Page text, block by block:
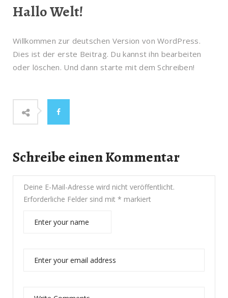
Hallo Welt!
Willkommen zur deutschen Version von WordPress.
Dies ist der erste Beitrag. Du kannst ihn bearbeiten
oder löschen. Und dann starte mit dem Schreiben!
Schreibe einen Kommentar
Deine E-Mail-Adresse wird nicht veröffentlicht.
Erforderliche Felder sind mit * markiert